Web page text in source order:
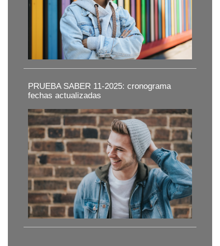
PRUEBA SABER 11-2025: cronograma
fechas actualizadas